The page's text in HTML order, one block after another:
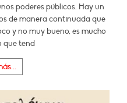
poderes públicos. Hay un
de manera continuada que
y no muy bueno, es mucho
que tend